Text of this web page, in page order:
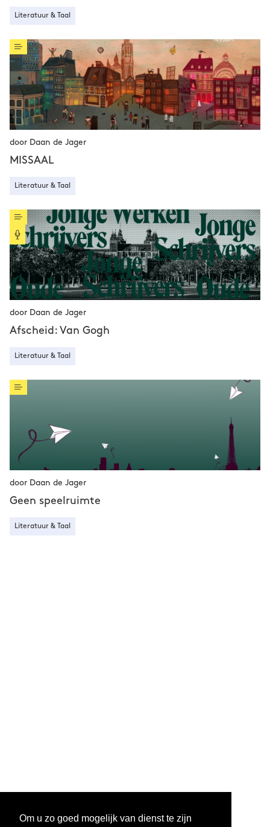
Om u zo goed mogelijk van dienst te zijn
Literatuur & Taal
door Daan de Jager
MISSAAL
Literatuur & Taal
door Daan de Jager
Afscheid: Van Gogh
Literatuur & Taal
door Daan de Jager
Geen speelruimte
Literatuur & Taal